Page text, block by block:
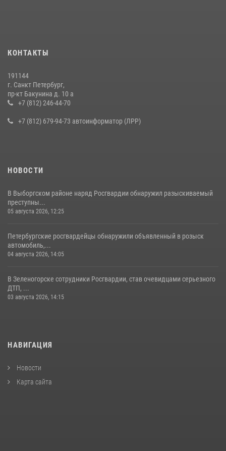
КОНТАКТЫ
191144
г. Санкт Петербург,
пр-кт Бакунина д. 10 а
+7 (812) 246-44-70
+7 (812) 679-94-73 автоинформатор (ЛРР)
НОВОСТИ
В Выборгском районе наряд Росгвардии обнаружил разыскиваемый
преступны...
05 августа 2026, 12:25
Петербургские росгвардейцы обнаружили объявленный в розыск
автомобиль,...
04 августа 2026, 14:05
В Зеленогорске сотрудники Росгвардии, став очевидцами серьезного
ДТП, ...
03 августа 2026, 14:15
НАВИГАЦИЯ
Новости
Карта сайта